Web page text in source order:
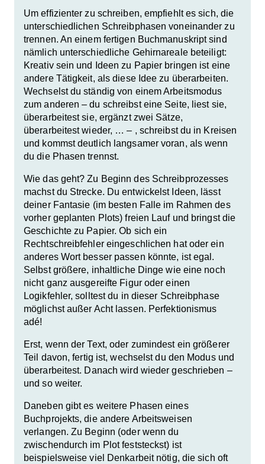
Um effizienter zu schreiben, empfiehlt es sich, die
unterschiedlichen Schreibphasen voneinander zu
trennen. An einem fertigen Buchmanuskript sind
nämlich unterschiedliche Gehirnareale beteiligt:
Kreativ sein und Ideen zu Papier bringen ist eine
andere Tätigkeit, als diese Idee zu überarbeiten.
Wechselst du ständig von einem Arbeitsmodus
zum anderen – du schreibst eine Seite, liest sie,
überarbeitest sie, ergänzt zwei Sätze,
überarbeitest wieder, … – , schreibst du in Kreisen
und kommst deutlich langsamer voran, als wenn
du die Phasen trennst.
Wie das geht? Zu Beginn des Schreibprozesses
machst du Strecke. Du entwickelst Ideen, lässt
deiner Fantasie (im besten Falle im Rahmen des
vorher geplanten Plots) freien Lauf und bringst die
Geschichte zu Papier. Ob sich ein
Rechtschreibfehler eingeschlichen hat oder ein
anderes Wort besser passen könnte, ist egal.
Selbst größere, inhaltliche Dinge wie eine noch
nicht ganz ausgereifte Figur oder einen
Logikfehler, solltest du in dieser Schreibphase
möglichst außer Acht lassen. Perfektionismus
adé!
Erst, wenn der Text, oder zumindest ein größerer
Teil davon, fertig ist, wechselst du den Modus und
überarbeitest. Danach wird wieder geschrieben –
und so weiter.
Daneben gibt es weitere Phasen eines
Buchprojekts, die andere Arbeitsweisen
verlangen. Zu Beginn (oder wenn du
zwischendurch im Plot feststeckst) ist
beispielsweise viel Denkarbeit nötig, die sich oft